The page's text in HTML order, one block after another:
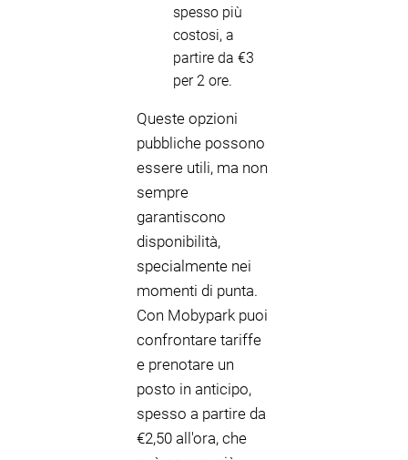
spesso più
costosi, a
partire da €3
per 2 ore.
Queste opzioni
pubbliche possono
essere utili, ma non
sempre
garantiscono
disponibilità,
specialmente nei
momenti di punta.
Con Mobypark puoi
confrontare tariffe
e prenotare un
posto in anticipo,
spesso a partire da
€2,50 all'ora, che